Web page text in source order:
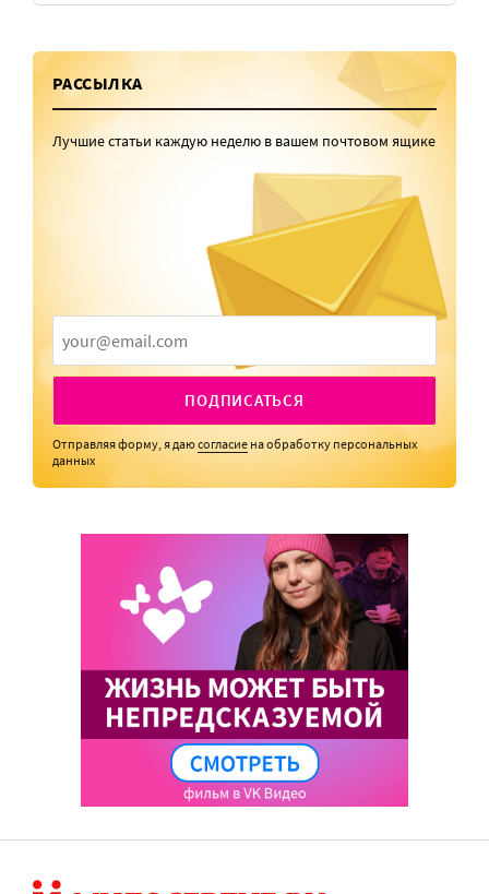
РАССЫЛКА
Лучшие статьи каждую неделю в вашем почтовом ящике
ПОДПИСАТЬСЯ
Отправляя форму, я даюсогласие на обработку персональных
данных